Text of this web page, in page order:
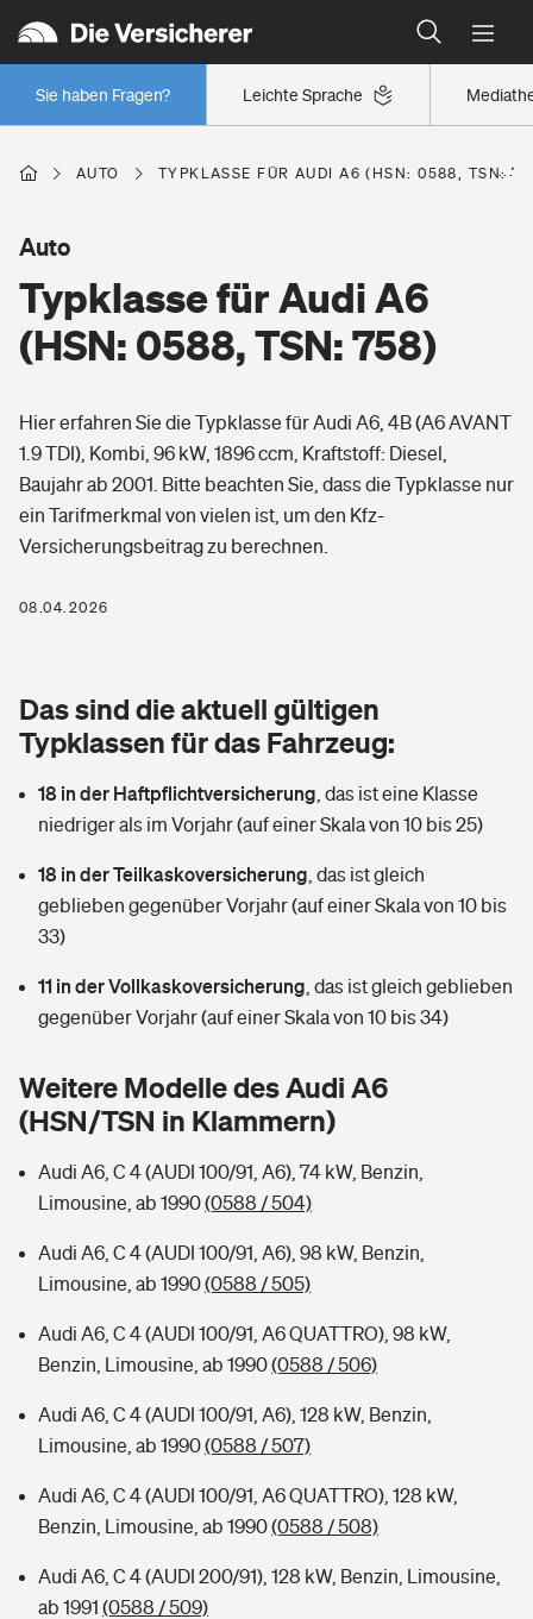
Leichte Sprache
Sie haben Fragen?
Wer versichert was: Jetzt Versicherer finden
Regionalklassen: So ist Ihre Region eingestuft
Wer versichert was: Jetzt Versicherer finden
Berufsunfähigkeitsversicherung
Erwerbsunfähigkeitsversicherung
Grundfähigkeitsversicherung
Arbeitsrechtsschutz
Berufshaftpflichtversicherung
Zur Übersicht
Tools
Wer versichert was: Jetzt Versicherer finden
Sie haben Fragen?
Wohnen
Glasversicherung
Mietkautionsversicherung
Restkreditversicherung
Hochwasser-Check: Wie gefährdet ist Ihr Haus?
Wer versichert was: Jetzt Versicherer finden
Sie haben Fragen?
Freizeit
Pri­vate Haft­pflicht­
Kinderunfall­ver­si­che­rung
Kinderinvalidität
Reiseversicherung
Hundehalter-Haftpflicht
Private Cyberversicherung
Musikinstrumentenversicherung
Zur Übersicht
Tools
Kinderunfall-Check: Mehr Sicherheit für deine Kids
Sie haben Fragen?
Gesundheit
Private Krankenversicherung
Dread-Disease-Versicherung
Tierkrankenversicherung
Tools
Wer versichert was: Jetzt Versicherer finden
Sie haben Fragen?
Rentenrechner: Wie viel Geld bekomme ich im Alter?
AUTO TYPKLASSE FÜR AUDI A6 (HSN: 0588, TSN:
Typklasse für Audi A6
(HSN: 0588, TSN: 758)
Auto
Hier erfahren Sie die Typklasse für Audi A6, 4B (A6 AVANT
1.9 TDI), Kombi, 96 kW, 1896 ccm, Kraftstoff: Diesel,
Baujahr ab 2001. Bitte beachten Sie, dass die Typklasse nur
ein Tarifmerkmal von vielen ist, um den Kfz-
Versicherungsbeitrag zu berechnen.
08.04.2026
Das sind die aktuell gültigen
Typklassen für das Fahrzeug:
18 in der Haftpflichtversicherung das ist eine Klasse
niedriger als im Vorjahr (auf einer Skala von 10 bis 25)
18 in der Teilkaskoversicherung das ist gleich
geblieben gegenüber Vorjahr (auf einer Skala von 10 bis
33)
11 in der Vollkaskoversicherung das ist gleich geblieben
gegenüber Vorjahr (auf einer Skala von 10 bis 34)
Weitere Modelle des Audi A6
(HSN/TSN in Klammern)
Audi A6, C 4 (AUDI 100/91, A6), 74 kW, Benzin,
Limousine, ab 1990(0588 / 504)
Audi A6, C 4 (AUDI 100/91, A6), 98 kW, Benzin,
Limousine, ab 1990(0588 / 505)
Audi A6, C 4 (AUDI 100/91, A6 QUATTRO), 98 kW,
Benzin, Limousine, ab 1990(0588 / 506)
Audi A6, C 4 (AUDI 100/91, A6), 128 kW, Benzin,
Limousine, ab 1990(0588 / 507)
Audi A6, C 4 (AUDI 100/91, A6 QUATTRO), 128 kW,
Benzin, Limousine, ab 1990(0588 / 508)
Audi A6, C 4 (AUDI 200/91), 128 kW, Benzin, Limousine,
ab 1991 (0588 / 509)